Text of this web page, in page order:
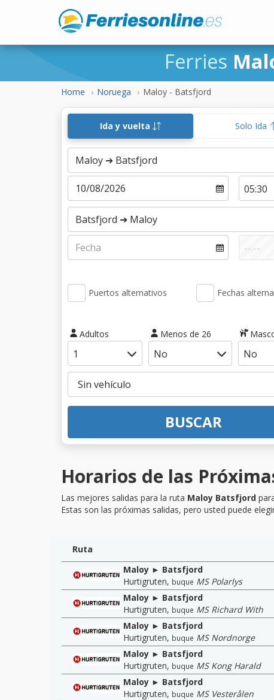
Ferries
Home Noruega Maloy - Batsfjord
Ida y vuelta Solo Ida
Puertos alternativos Fechas
Adultos Menos de 26
BUSCAR
Horarios de las
Las mejores salidas para la ruta Maloy Batsfjord
Estas son las próximas salidas, pero usted puede
Ruta
Maloy ► Batsfjord
Hurtigruten, buque MS Polarlys
Maloy ► Batsfjord
Hurtigruten, buque MS Richard With
Maloy ► Batsfjord
Hurtigruten, buque MS Nordnorge
Maloy ► Batsfjord
Hurtigruten, buque MS Kong Harald
Maloy ► Batsfjord
Hurtigruten, buque MS Vesterålen